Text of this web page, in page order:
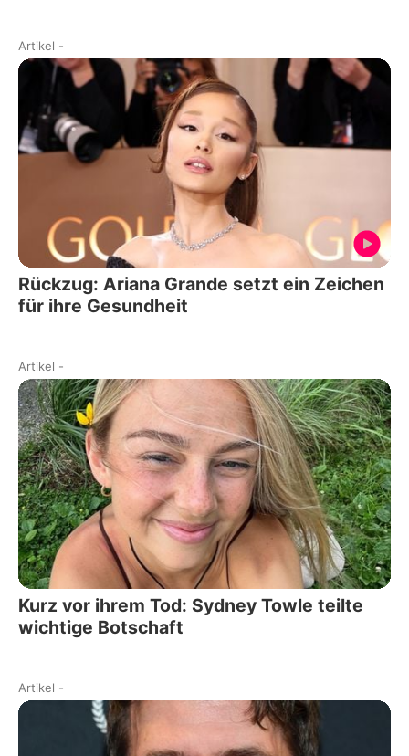
Artikel -
Rückzug: Ariana Grande setzt ein Zeichen
für ihre Gesundheit
Artikel -
Kurz vor ihrem Tod: Sydney Towle teilte
wichtige Botschaft
Artikel -